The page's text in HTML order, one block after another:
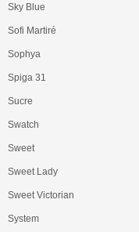
Sky Blue
Sofi Martiré
Sophya
Spiga 31
Sucre
Swatch
Sweet
Sweet Lady
Sweet Victorian
System